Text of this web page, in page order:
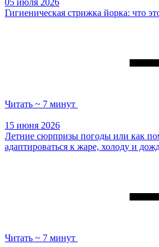
Гигиеническая стрижка йорка: что
Читать ~ 7 минут
15 июня 2026
Летние сюрпризы погоды или как
адаптироваться к жаре, холоду и
Читать ~ 7 минут